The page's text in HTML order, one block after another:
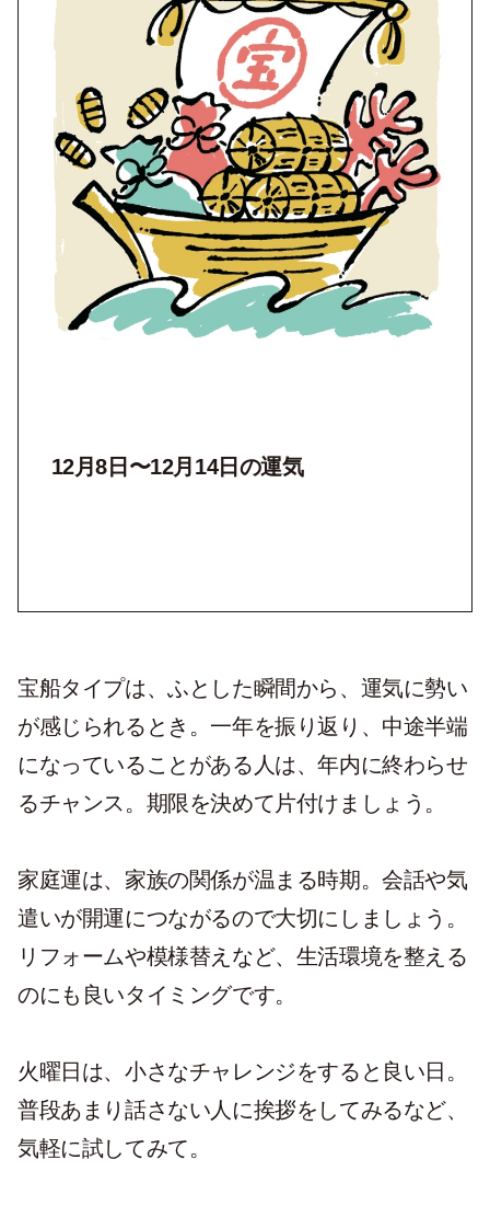
12月8日〜12月14日の運気
宝船タイプは、ふとした瞬間から、運気に勢い
が感じられるとき。一年を振り返り、中途半端
になっていることがある人は、年内に終わらせ
るチャンス。期限を決めて片付けましょう。
家庭運は、家族の関係が温まる時期。会話や気
遣いが開運につながるので大切にしましょう。
リフォームや模様替えなど、生活環境を整える
のにも良いタイミングです。
火曜日は、小さなチャレンジをすると良い日。
普段あまり話さない人に挨拶をしてみるなど、
気軽に試してみて。